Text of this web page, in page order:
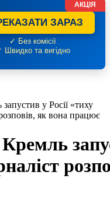
ЗАРАЗ
✓ Без комісії
Швидко та вигідно
АКЦІЯ
у Росії «тиху
як вона працює